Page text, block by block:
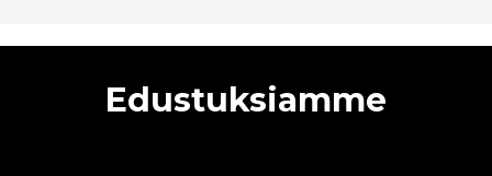
Edustuksiamme